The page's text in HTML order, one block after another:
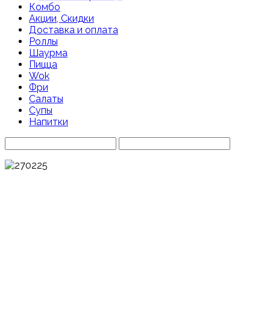
Комбо
Акции, Скидки
Доставка и оплата
Роллы
Шаурма
Пицца
Wok
Фри
Салаты
Супы
Напитки